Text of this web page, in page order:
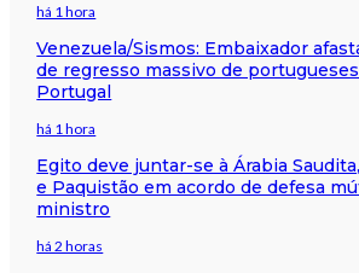
há 1 hora
Venezuela/Sismos: Embaixador
de regresso massivo de
Portugal
há 1 hora
Egito deve juntar-se à Árabia
e Paquistão em acordo de defesa
ministro
há 2 horas